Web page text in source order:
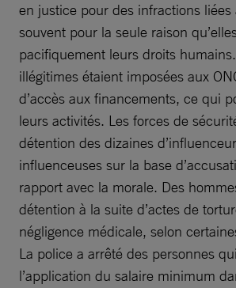
en justice pour des infractions liées
souvent pour la seule raison
pacifiquement leurs droits
illégitimes étaient imposées aux
d’accès aux financements, ce qui
leurs activités. Les forces de
détention des dizaines
influenceuses sur la base
rapport avec la morale. Des
détention à la suite d’actes de
négligence médicale, selon
La police a arrêté des personnes
l’application du salaire minimum